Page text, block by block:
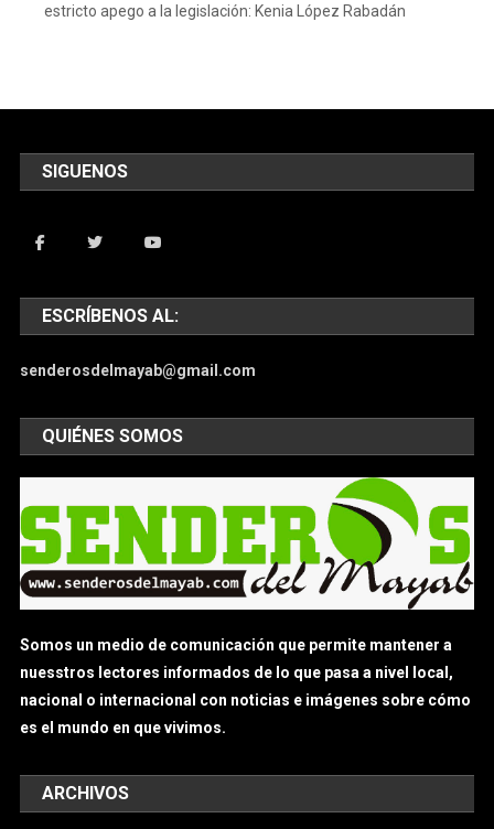
estricto apego a la legislación: Kenia López Rabadán
SIGUENOS
ESCRÍBENOS AL:
senderosdelmayab@gmail.com
QUIÉNES SOMOS
Somos un medio de comunicación que permite mantener a
nuesstros lectores informados de lo que pasa a nivel local,
nacional o internacional con noticias e imágenes sobre cómo
es el mundo en que vivimos.
ARCHIVOS